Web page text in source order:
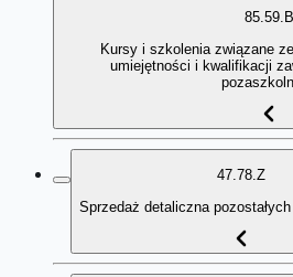
85.59.B
Kursy i szkolenia związane
umiejętności i kwalifikacji
47.78.Z
Sprzedaż detaliczna